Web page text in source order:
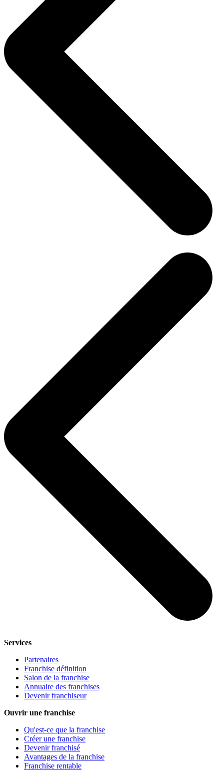
Services
Partenaires
Franchise définition
Salon de la franchise
Annuaire des franchises
Devenir franchiseur
Ouvrir une franchise
Qu'est-ce que la franchise
Créer une franchise
Devenir franchisé
Avantages de la franchise
Franchise rentable